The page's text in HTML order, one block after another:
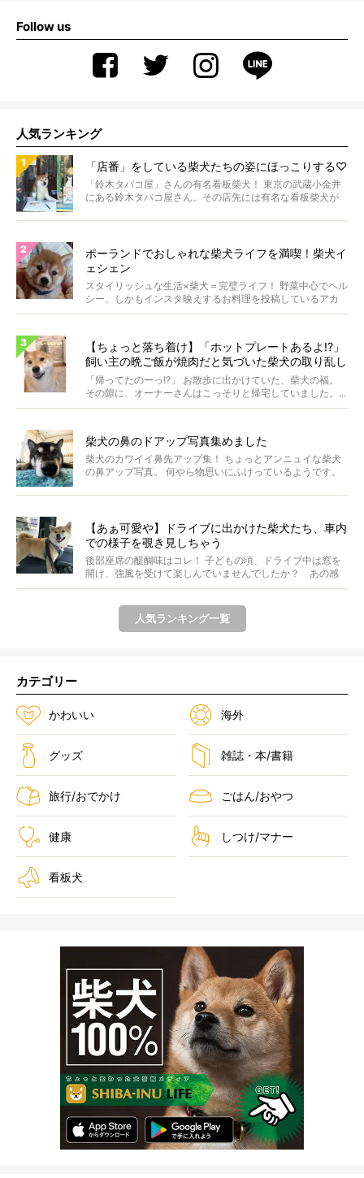
Follow us
人気ランキング
「店番」をしている柴犬たちの姿にほっこりする♡
「鈴木タバコ屋」さんの有名看板柴犬！ 東京の武蔵小金井
にある鈴木タバコ屋さん。その店先には有名な看板柴犬が
ポーランドでおしゃれな柴犬ライフを満喫！柴犬イ
ェシェン
スタイリッシュな生活×柴犬＝完璧ライフ！ 野菜中心でヘル
シー、しかもインスタ映えするお料理を投稿しているアカ
ウ...
【ちょっと落ち着け】「ホットプレートあるよ!?」
飼い主の晩ご飯が焼肉だと気づいた柴犬の取り乱し
具合に笑った【動画】
「帰ってたのーっ!?」 お散歩に出かけていた、柴犬の福。
その隙に、オーナーさんはこっそりと帰宅していました。...
柴犬の鼻のドアップ写真集めました
柴犬のカワイイ鼻先アップ集！ ちょっとアンニュイな柴犬
の鼻アップ写真。 何やら物思いにふけっているようです。
【あぁ可愛や】ドライブに出かけた柴犬たち、車内
での様子を覗き見しちゃう
後部座席の醍醐味はコレ！ 子どもの頃、ドライブ中は窓を
開け、強風を受けて楽しんでいませんでしたか？ あの感
じが...
人気ランキング一覧
カテゴリー
かわいい 海外
グッズ 雑誌・本/書籍
旅行/おでかけ ごはん/おやつ
健康 しつけ/マナー
看板犬